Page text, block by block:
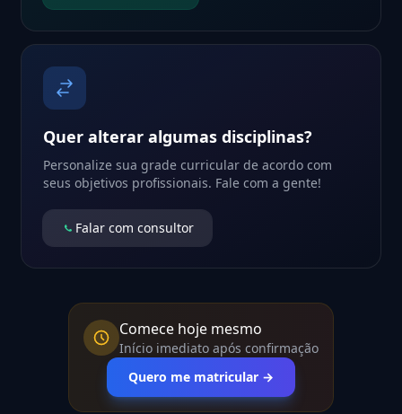
Quer alterar algumas disciplinas?
Personalize sua grade curricular de acordo com
seus objetivos profissionais. Fale com a gente!
Falar com consultor
Comece hoje mesmo
Início imediato após confirmação
Quero me matricular →